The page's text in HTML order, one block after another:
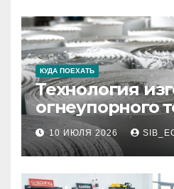
КУДА ПОЕХАТЬ
Технология
огнеупорного
картона МКРК-
волокна
10 ИЮЛЯ 2026